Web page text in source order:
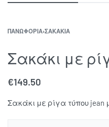
ΠΑΝΩΦΟΡΙΑ›ΣΑΚΑΚΙΑ
Σακάκι με
€149.50
Σακάκι με ρίγα τύπου